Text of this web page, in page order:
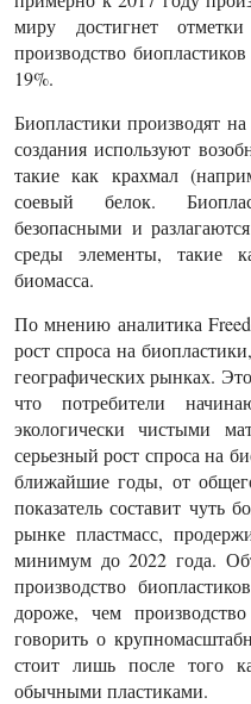
миру достигнет
производство
19%.
Биопластики производят
создания используют
такие как крахмал
соевый белок.
безопасными и
среды элементы, такие
биомасса.
По мнению аналитика
рост спроса на
географических рынках.
что потребители
экологически чистыми
серьезный рост спроса на
ближайшие годы, от
показатель составит чуть
рынке пластмасс,
минимум до 2022 года.
производство
дороже, чем
говорить о
стоит лишь после того
обычными пластиками.